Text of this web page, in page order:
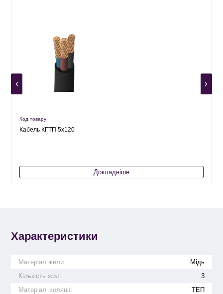
Код товару:
Кабель КГТП 5х120
Докладніше
Характеристики
Матеріал жили:
Мідь
Кількість жил:
3
Матеріал ізоляції:
ТЕП